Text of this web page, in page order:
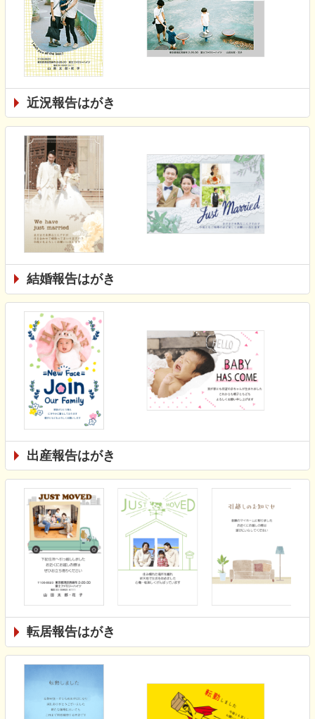
近況報告はがき
結婚報告はがき
出産報告はがき
転居報告はがき